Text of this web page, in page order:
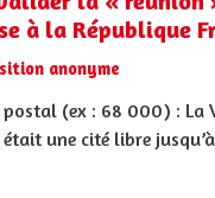
à la République
anonyme
postal (ex : 68 000) : La
une cité libre